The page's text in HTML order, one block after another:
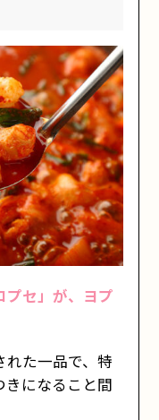
プセ」が、ヨプ
た一品で、特
きになること間